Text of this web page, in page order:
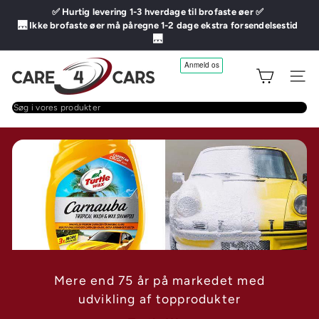
Pause
i
slideshowet
✅ Hurtig levering 1-3 hverdage til brofaste øer ✅
🌉 Ikke brofaste øer må påregne 1-2 dage ekstra forsendelsestid
🌉
C
a
r
C
Site
Søg
i
vores
produkter
CTEK
Professionelle ladere til privat og
værksteds brug